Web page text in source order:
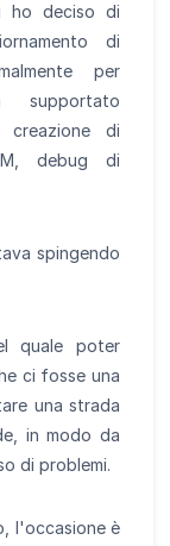
ho deciso di
di
per
supportato
creazione di
debug di
spingendo
quale poter
ci fosse una
una strada
in modo da
di problemi.
l'occasione è